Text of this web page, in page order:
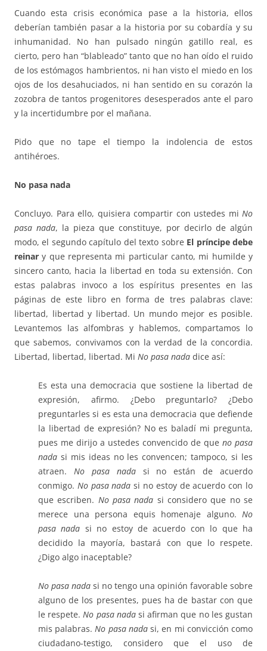
Cuando esta crisis económica pase a la historia, ellos
deberían también pasar a la historia por su cobardía y su
inhumanidad. No han pulsado ningún gatillo real, es
cierto, pero han “blableado” tanto que no han oído el ruido
de los estómagos hambrientos, ni han visto el miedo en los
ojos de los desahuciados, ni han sentido en su corazón la
zozobra de tantos progenitores desesperados ante el paro
y la incertidumbre por el mañana.
Pido que no tape el tiempo la indolencia de estos
antihéroes.
No pasa nada
Concluyo. Para ello, quisiera compartir con ustedes mi No
pasa nada, la pieza que constituye, por decirlo de algún
modo, el segundo capítulo del texto sobre El príncipe debe
reinar y que representa mi particular canto, mi humilde y
sincero canto, hacia la libertad en toda su extensión. Con
estas palabras invoco a los espíritus presentes en las
páginas de este libro en forma de tres palabras clave:
libertad, libertad y libertad. Un mundo mejor es posible.
Levantemos las alfombras y hablemos, compartamos lo
que sabemos, convivamos con la verdad de la concordia.
Libertad, libertad, libertad. Mi No pasa nada dice así:
Es esta una democracia que sostiene la libertad de
expresión, afirmo. ¿Debo preguntarlo? ¿Debo
preguntarles si es esta una democracia que defiende
la libertad de expresión? No es baladí mi pregunta,
pues me dirijo a ustedes convencido de que no pasa
nada si mis ideas no les convencen; tampoco, si les
atraen. No pasa nada si no están de acuerdo
conmigo. No pasa nada si no estoy de acuerdo con lo
que escriben. No pasa nada si considero que no se
merece una persona equis homenaje alguno. No
pasa nada si no estoy de acuerdo con lo que ha
decidido la mayoría, bastará con que lo respete.
¿Digo algo inaceptable?
No pasa nada si no tengo una opinión favorable sobre
alguno de los presentes, pues ha de bastar con que
le respete.No pasa nadasi afirman que no les gustan
mis palabras.No pasa nadasi, en mi convicción como
ciudadano-testigo, considero que el uso de